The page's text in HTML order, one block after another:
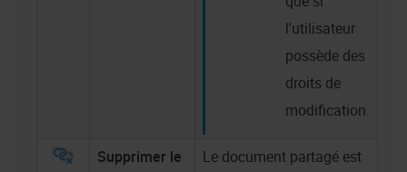
l'utilisateur
possède des
droits de
modification.
Supprimer le
Le document partagé est